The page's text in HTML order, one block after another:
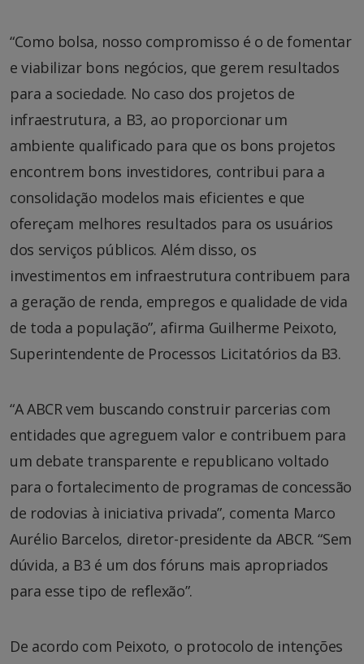
“Como bolsa, nosso compromisso é o de fomentar
e viabilizar bons negócios, que gerem resultados
para a sociedade. No caso dos projetos de
infraestrutura, a B3, ao proporcionar um
ambiente qualificado para que os bons projetos
encontrem bons investidores, contribui para a
consolidação modelos mais eficientes e que
ofereçam melhores resultados para os usuários
dos serviços públicos. Além disso, os
investimentos em infraestrutura contribuem para
a geração de renda, empregos e qualidade de vida
de toda a população”, afirma Guilherme Peixoto,
Superintendente de Processos Licitatórios da B3.
“A ABCR vem buscando construir parcerias com
entidades que agreguem valor e contribuem para
um debate transparente e republicano voltado
para o fortalecimento de programas de concessão
de rodovias à iniciativa privada”, comenta Marco
Aurélio Barcelos, diretor-presidente da ABCR. “Sem
dúvida, a B3 é um dos fóruns mais apropriados
para esse tipo de reflexão”.
De acordo com Peixoto, o protocolo de intenções